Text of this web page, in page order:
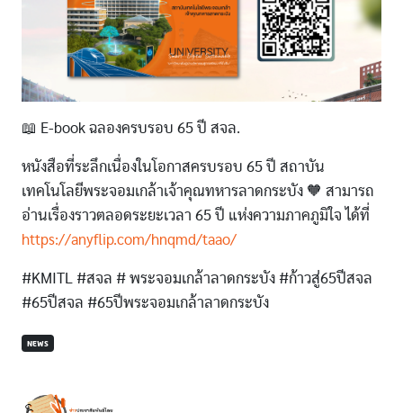
📖 E-book ฉลองครบรอบ 65 ปี สจล.
หนังสือที่ระลึกเนื่องในโอกาสครบรอบ 65 ปี สถาบัน
เทคโนโลยีพระจอมเกล้าเจ้าคุณทหารลาดกระบัง 🧡 สามารถ
อ่านเรื่องราวตลอดระยะเวลา 65 ปี แห่งความภาคภูมิใจ ได้ที่
https://anyflip.com/hnqmd/taao/
#KMITL #สจล # พระจอมเกล้าลาดกระบัง #ก้าวสู่65ปีสจล
#65ปีสจล #65ปีพระจอมเกล้าลาดกระบัง
NEWS